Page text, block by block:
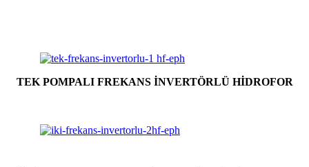
TEK POMPALI FREKANS İNVERTÖRLÜ HİDROFOR